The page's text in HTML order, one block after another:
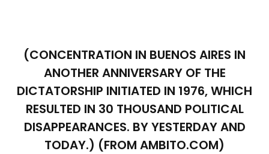
(CONCENTRATION IN BUENOS AIRES IN
ANOTHER ANNIVERSARY OF THE
DICTATORSHIP INITIATED IN 1976, WHICH
RESULTED IN 30 THOUSAND POLITICAL
DISAPPEARANCES. BY YESTERDAY AND
TODAY.) (FROM AMBITO.COM)